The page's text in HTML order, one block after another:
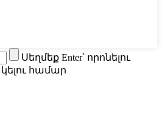
Սեղմեք Enter՝ որոնելու
համար